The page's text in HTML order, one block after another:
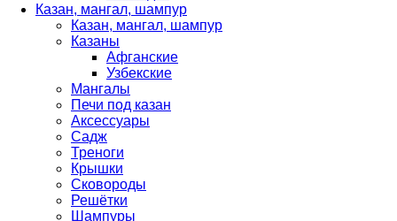
Казан, мангал, шампур
Казан, мангал, шампур
Казаны
Афганские
Узбекские
Мангалы
Печи под казан
Аксессуары
Садж
Треноги
Крышки
Сковороды
Решётки
Шампуры